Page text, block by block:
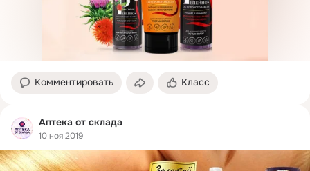
Комментировать Класс
Аптека от склада
10 ноя 2019